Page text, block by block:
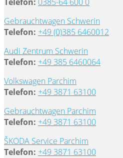
Gebrauchtwagen Schwerin
Telefon: +49 (0)385 6460012
Audi Zentrum Schwerin
Telefon: +49 385 6460064
Volkswagen Parchim
Telefon: +49 3871 63100
Gebrauchtwagen Parchim
Telefon: +49 3871 63100
ŠKODA Service Parchim
Telefon: +49 3871 63100